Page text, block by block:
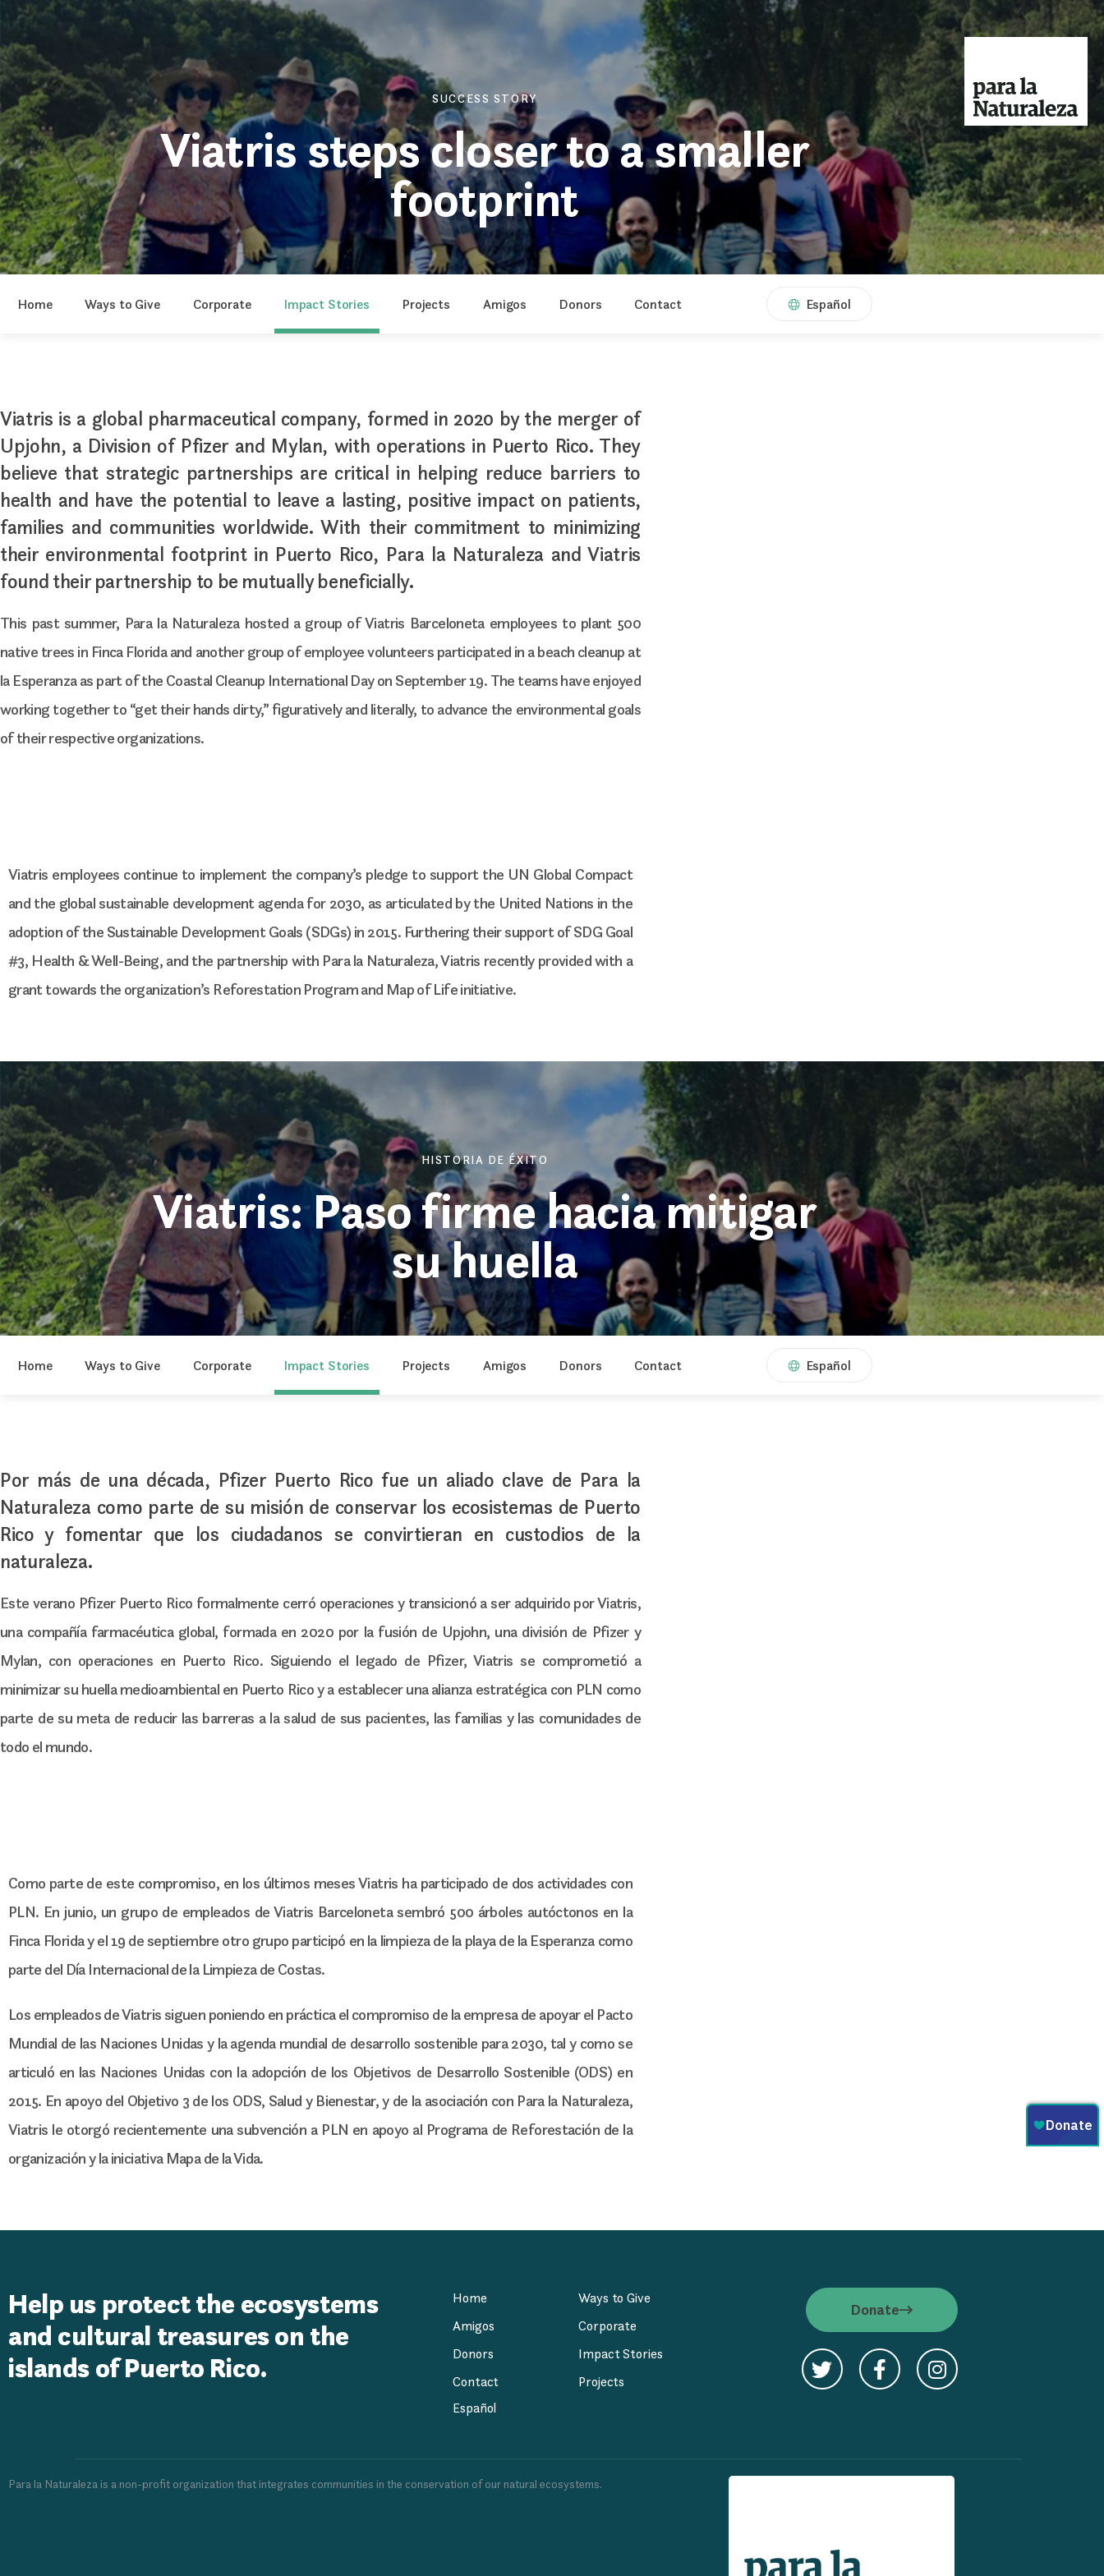
SUCCESS STORY
Viatris steps closer to a smaller
footprint
Home Ways to Give Corporate Impact Stories Projects Amigos Donors Contact Español
Viatris is a global pharmaceutical company, formed in 2020 by the merger of
Upjohn, a Division of Pfizer and Mylan, with operations in Puerto Rico. They
believe that strategic partnerships are critical in helping reduce barriers to
health and have the potential to leave a lasting, positive impact on patients,
families and communities worldwide. With their commitment to minimizing
their environmental footprint in Puerto Rico, Para la Naturaleza and Viatris
found their partnership to be mutually beneficially.
This past summer, Para la Naturaleza hosted a group of Viatris Barceloneta employees to plant 500
native trees in Finca Florida and another group of employee volunteers participated in a beach cleanup at
la Esperanza as part of the Coastal Cleanup International Day on September 19. The teams have enjoyed
working together to “get their hands dirty,” figuratively and literally, to advance the environmental goals
of their respective organizations.
Viatris employees continue to implement the company’s pledge to support the UN Global Compact
and the global sustainable development agenda for 2030, as articulated by the United Nations in the
adoption of the Sustainable Development Goals (SDGs) in 2015. Furthering their support of SDG Goal
#3, Health & Well-Being, and the partnership with Para la Naturaleza, Viatris recently provided with a
grant towards the organization’s Reforestation Program and Map of Life initiative.
HISTORIA DE ÉXITO
Viatris: Paso firme hacia mitigar
su huella
Home Ways to Give Corporate Impact Stories Projects Amigos Donors Contact Español
Por más de una década, Pfizer Puerto Rico fue un aliado clave de Para la
Naturaleza como parte de su misión de conservar los ecosistemas de Puerto
Rico y fomentar que los ciudadanos se convirtieran en custodios de la
naturaleza.
Este verano Pfizer Puerto Rico formalmente cerró operaciones y transicionó a ser adquirido por Viatris,
una compañía farmacéutica global, formada en 2020 por la fusión de Upjohn, una división de Pfizer y
Mylan, con operaciones en Puerto Rico. Siguiendo el legado de Pfizer, Viatris se comprometió a
minimizar su huella medioambiental en Puerto Rico y a establecer una alianza estratégica con PLN como
parte de su meta de reducir las barreras a la salud de sus pacientes, las familias y las comunidades de
todo el mundo.
Como parte de este compromiso, en los últimos meses Viatris ha participado de dos actividades con
PLN. En junio, un grupo de empleados de Viatris Barceloneta sembró 500 árboles autóctonos en la
Finca Florida y el 19 de septiembre otro grupo participó en la limpieza de la playa de la Esperanza como
parte del Día Internacional de la Limpieza de Costas.
Los empleados de Viatris siguen poniendo en práctica el compromiso de la empresa de apoyar el Pacto
Mundial de las Naciones Unidas y la agenda mundial de desarrollo sostenible para 2030, tal y como se
articuló en las Naciones Unidas con la adopción de los Objetivos de Desarrollo Sostenible (ODS) en
2015. En apoyo del Objetivo 3 de los ODS, Salud y Bienestar, y de la asociación con Para la Naturaleza,
Viatris le otorgó recientemente una subvención a PLN en apoyo al Programa de Reforestación de la
organización y la iniciativa Mapa de la Vida.
Help us protect the ecosystems
and cultural treasures on the
islands of Puerto Rico.
Home
Ways to Give
Amigos
Corporate
Donors
Impact Stories
Contact
Projects
Español
Donate
Para la Naturaleza is a non-profit organization that integrates communities in the conservation of our natural ecosystems.